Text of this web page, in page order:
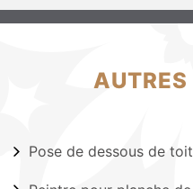
AUTRES
Pose de dessous de